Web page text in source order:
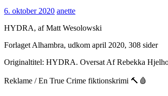
6. oktober 20206.
2020
anetteanette
HYDRA, af Matt Wesolowski
Forlaget Alhambra, udkom april 2020, 308 sider
Originaltitel: HYDRA. Oversat Af Rebekka
Reklame / En True Crime fiktionskrimi 🔨🩸